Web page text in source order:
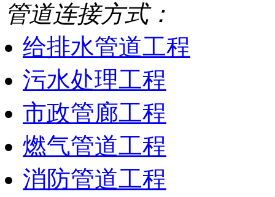
管道连接方式：
给排水管道工程
污水处理工程
市政管廊工程
燃气管道工程
消防管道工程